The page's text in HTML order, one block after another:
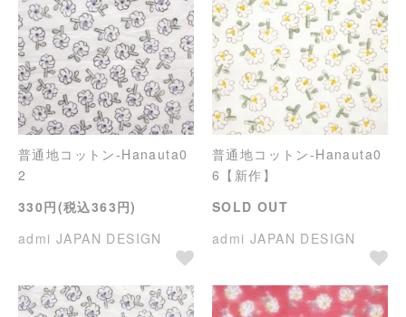
普通地コットン-Hanauta0
2
330円(税込363円)
admi JAPAN DESIGN
普通地コットン-Hanauta0
6【新作】
SOLD OUT
admi JAPAN DESIGN